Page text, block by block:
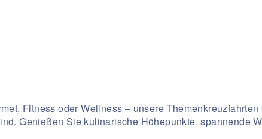
Fitness oder Wellness – unsere Themenkreuzfahrten
Genießen Sie kulinarische Höhepunkte, spannende